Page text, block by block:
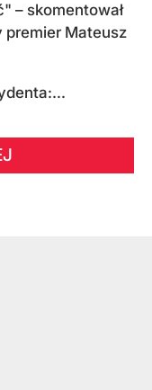
– skomentował
premier Mateusz